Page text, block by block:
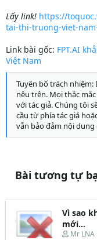
Lấy link! https://
tai-thi-truong-viet-
Link bài gốc: FPT.AI
Việt Nam
Tuyên bố trách
nêu trên. Mọi thắc
với tác giả. Chúng tôi
cầu từ phía tác giả
vẫn bảo đảm nội
Bài tương tự
Vì sao
mới...
T
Mr LNA